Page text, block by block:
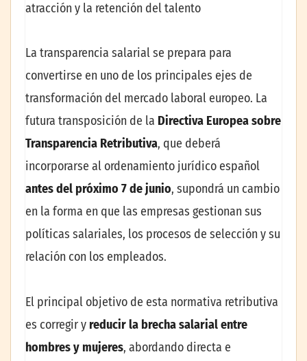
atracción y la retención del talento
La transparencia salarial se prepara para
convertirse en uno de los principales ejes de
transformación del mercado laboral europeo. La
futura transposición de la Directiva Europea sobre
Transparencia Retributiva, que deberá
incorporarse al ordenamiento jurídico español
antes del próximo 7 de junio, supondrá un cambio
en la forma en que las empresas gestionan sus
políticas salariales, los procesos de selección y su
relación con los empleados.
El principal objetivo de esta normativa retributiva
es corregir y reducir la brecha salarial entre
hombres y mujeres, abordando directa e